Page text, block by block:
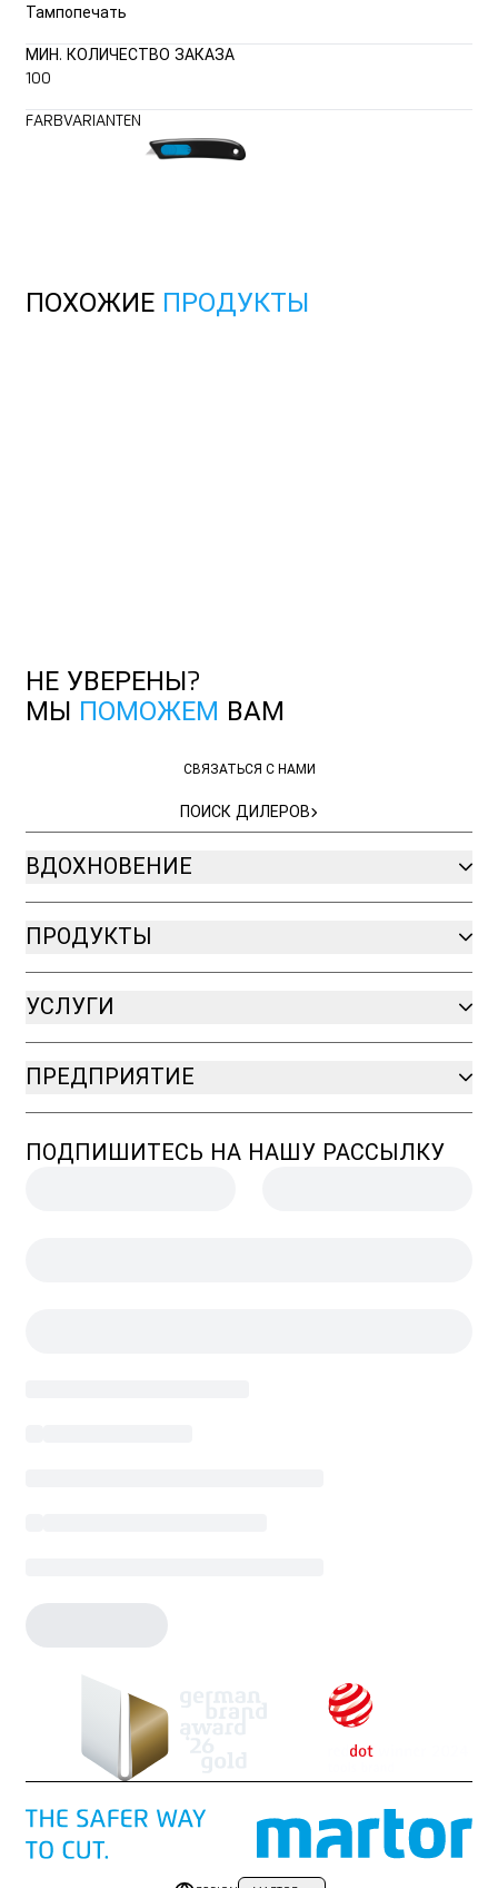
Тампопечать
МИН. КОЛИЧЕСТВО ЗАКАЗА
100
FARBVARIANTEN
ПОХОЖИЕ ПРОДУКТЫ
НЕ УВЕРЕНЫ?
МЫ
ПОМОЖЕМ ВАМ
СВЯЗАТЬСЯ С НАМИ
ПОИСК ДИЛЕРОВ
ВДОХНОВЕНИЕ
ПРОДУКТЫ
УСЛУГИ
ПРЕДПРИЯТИЕ
ПОДПИШИТЕСЬ НА НАШУ РАССЫЛКУ